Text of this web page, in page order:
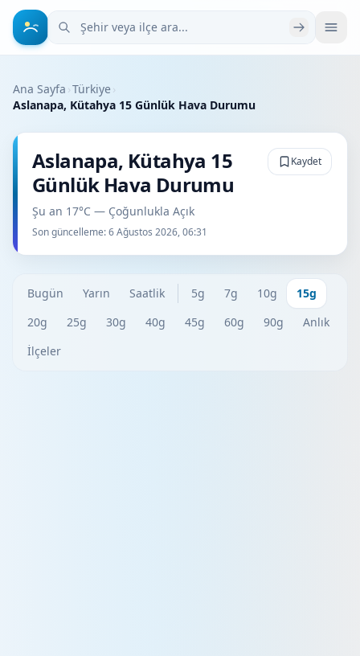
Şehir veya ilçe ara
Ana Sayfa ›Türkiye›
Aslanapa, Kütahya 15 Günlük Hava Durumu
Aslanapa, Kütahya 15
Günlük Hava Durumu
Şu an 17°C — Çoğunlukla Açık
Son güncelleme:6 Ağustos 2026, 06:31
Kaydet
Bugün Yarın Saatlik 5g 7g 10g
15g
20g
25g 30g 40g 45g 60g 90g
Anlık
İlçeler